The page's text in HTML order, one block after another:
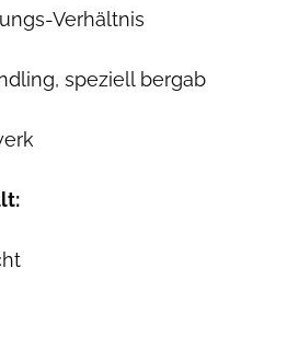
Verhältnis
speziell bergab